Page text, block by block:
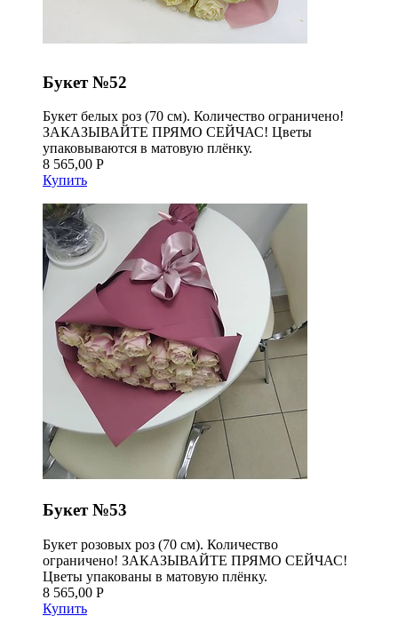
Букет №52
Букет белых роз (70 см). Количество ограничено!
ЗАКАЗЫВАЙТЕ ПРЯМО СЕЙЧАС! Цветы
упаковываются в матовую плёнку.
8 565,00 Р
Купить
Букет №53
Букет розовых роз (70 см). Количество
ограничено! ЗАКАЗЫВАЙТЕ ПРЯМО СЕЙЧАС!
Цветы упакованы в матовую плёнку.
8 565,00 Р
Купить